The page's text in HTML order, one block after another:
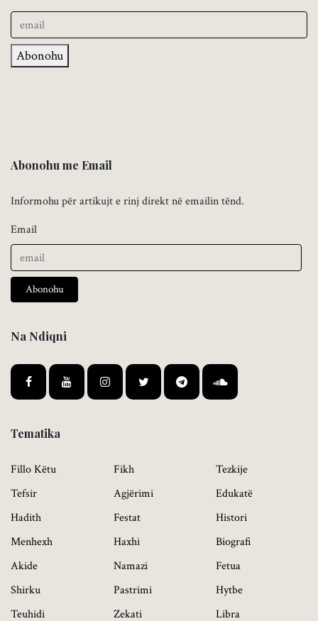
Abonohu
Abonohu me Email
Informohu për artikujt e rinj direkt në emailin tënd.
Email
Abonohu
Na Ndiqni
Tematika
Fillo Këtu
Tefsir
Hadith
Menhexh
Akide
Shirku
Teuhidi
Fikh
Agjërimi
Festat
Haxhi
Namazi
Pastrimi
Zekati
Tezkije
Edukatë
Histori
Biografi
Fetua
Hytbe
Libra